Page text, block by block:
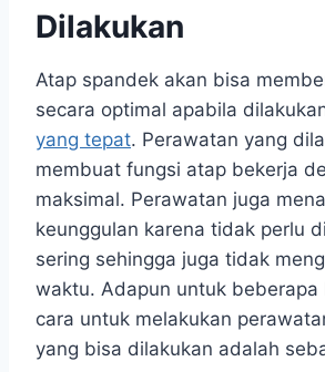
Dilakukan
Atap spandek akan bisa
secara optimal apabila
yang tepat. Perawatan yang
membuat fungsi atap bekerja
maksimal. Perawatan juga
keunggulan karena tidak perlu
sering sehingga juga tidak
waktu. Adapun untuk beberapa
cara untuk melakukan
yang bisa dilakukan adalah